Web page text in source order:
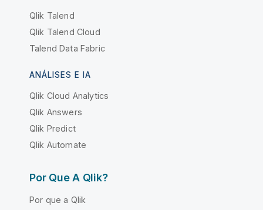
Qlik Talend
Qlik Talend Cloud
Talend Data Fabric
ANÁLISES E IA
Qlik Cloud Analytics
Qlik Answers
Qlik Predict
Qlik Automate
Por Que A Qlik?
Por que a Qlik